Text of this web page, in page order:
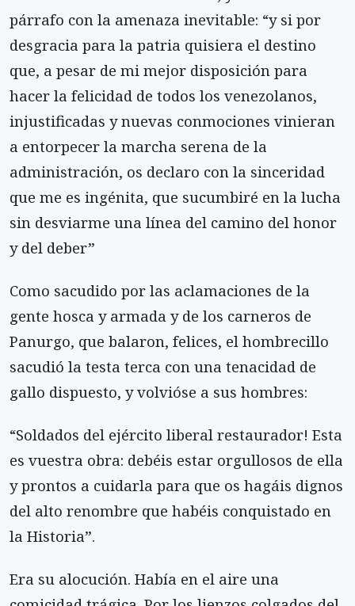
párrafo con la amenaza inevitable: “y si por
desgracia para la patria quisiera el destino
que, a pesar de mi mejor disposición para
hacer la felicidad de todos los venezolanos,
injustificadas y nuevas conmociones vinieran
a entorpecer la marcha serena de la
administración, os declaro con la sinceridad
que me es ingénita, que sucumbiré en la lucha
sin desviarme una línea del camino del honor
y del deber”
Como sacudido por las aclamaciones de la
gente hosca y armada y de los carneros de
Panurgo, que balaron, felices, el hombrecillo
sacudió la testa terca con una tenacidad de
gallo dispuesto, y volvióse a sus hombres:
“Soldados del ejército liberal restaurador! Esta
es vuestra obra: debéis estar orgullosos de ella
y prontos a cuidarla para que os hagáis dignos
del alto renombre que habéis conquistado en
la Historia”.
Era su alocución. Había en el aire una